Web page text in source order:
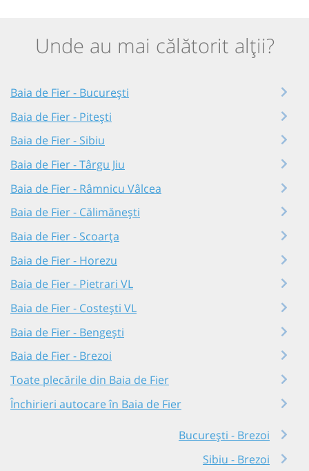
Unde au mai călătorit alții?
Baia de Fier - București
Baia de Fier - Pitești
Baia de Fier - Sibiu
Baia de Fier - Târgu Jiu
Baia de Fier - Râmnicu Vâlcea
Baia de Fier - Călimănești
Baia de Fier - Scoarța
Baia de Fier - Horezu
Baia de Fier - Pietrari VL
Baia de Fier - Costești VL
Baia de Fier - Bengești
Baia de Fier - Brezoi
Toate plecările din Baia de Fier
Închirieri autocare în Baia de Fier
București - Brezoi
Sibiu - Brezoi